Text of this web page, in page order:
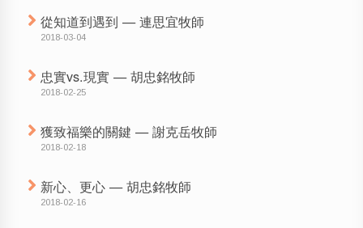
從知道到遇到 — 連思宜牧師
2018-03-04
忠實vs.現實 — 胡忠銘牧師
2018-02-25
獲致福樂的關鍵 — 謝克岳牧師
2018-02-18
新心、更心 — 胡忠銘牧師
2018-02-16